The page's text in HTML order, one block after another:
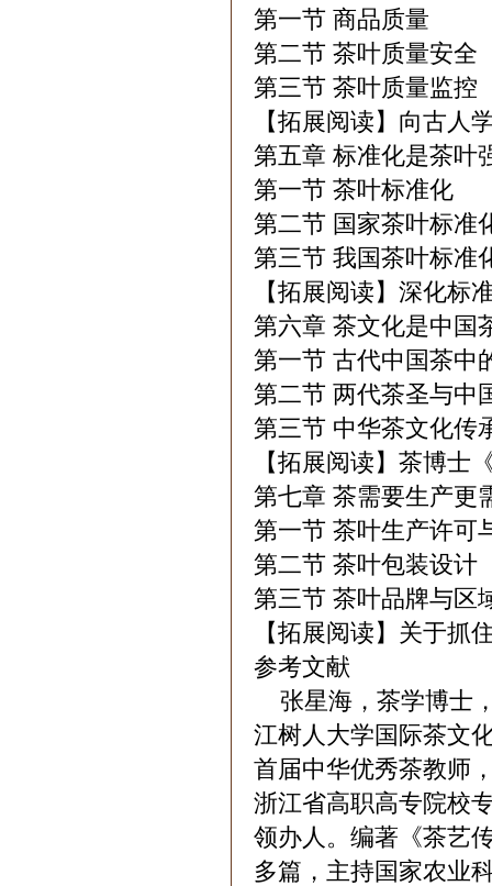
第一节 商品质量
第二节 茶叶质量安全
第三节 茶叶质量监控
【拓展阅读】向古人
第五章 标准化是茶叶
第一节 茶叶标准化
第二节 国家茶叶标准
第三节 我国茶叶标准
【拓展阅读】深化标
第六章 茶文化是中国
第一节 古代中国茶中
第二节 两代茶圣与中
第三节 中华茶文化传
【拓展阅读】茶博士
第七章 茶需要生产更
第一节 茶叶生产许可
第二节 茶叶包装设计
第三节 茶叶品牌与区
【拓展阅读】关于抓
参考文献
张星海，茶学博士
江树人大学国际茶文
首届中华优秀茶教师
浙江省高职高专院校
领办人。编著《茶艺
多篇，主持国家农业